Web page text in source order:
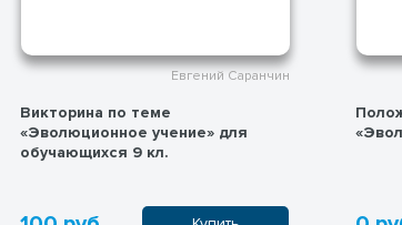
Евгений Саранчин
Положение о викторине
«Эволюционное учение 9 кл»